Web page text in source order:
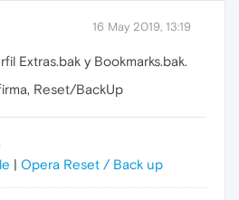
16 May 2019, 13:19
Extras.bak y Bookmarks.bak.
Reset/BackUp
| Opera Reset / Back up